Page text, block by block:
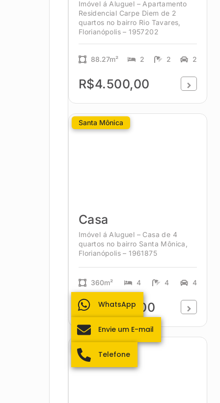
Imóvel á Aluguel – Apartamento
Residencial Carpe Diem de 2
quartos no bairro Rio Tavares,
Florianópolis – 1957202
88.27m² 2 2 2
R$4.500,00
Santa Mônica
Casa
Imóvel á Aluguel – Casa de 4
quartos no bairro Santa Mônica,
Florianópolis – 1961875
360m² 4 4 4
R$14.900,00
WhatsApp
Envie um E-mail
Telefone